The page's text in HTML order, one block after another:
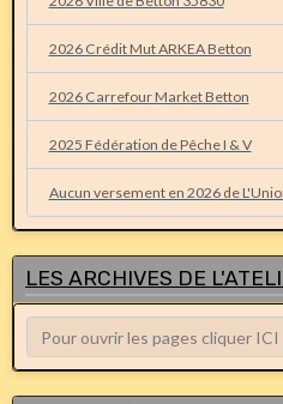
2026 Crédit Mut ARKEA Betton
2026 Carrefour Market Betton
2025 Fédération de Pêche I & V
Aucun versement en 2026 de
LES ARCHIVES DE